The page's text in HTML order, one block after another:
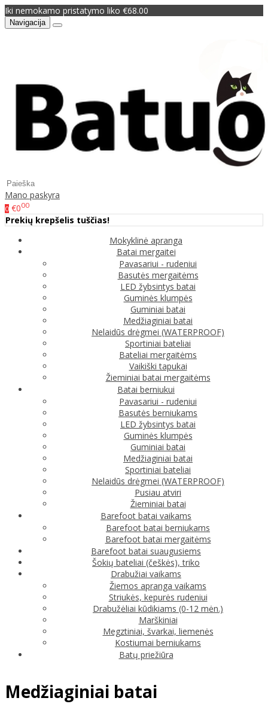
Iki nemokamo pristatymo liko €68.00
Navigacija
Mano paskyra
0 €000
Prekių krepšelis tuščias!
Mokyklinė apranga
Batai mergaitei
Pavasariui - rudeniui
Basutės mergaitėms
LED žybsintys batai
Guminės klumpės
Guminiai batai
Medžiaginiai batai
Nelaidūs drėgmei (WATERPROOF)
Sportiniai bateliai
Bateliai mergaitėms
Vaikiški tapukai
Žieminiai batai mergaitėms
Batai berniukui
Pavasariui - rudeniui
Basutės berniukams
LED žybsintys batai
Guminės klumpės
Guminiai batai
Medžiaginiai batai
Sportiniai bateliai
Nelaidūs drėgmei (WATERPROOF)
Pusiau atviri
Žieminiai batai
Barefoot batai vaikams
Barefoot batai berniukams
Barefoot batai mergaitėms
Barefoot batai suaugusiems
Šokių bateliai (češkės), triko
Drabužiai vaikams
Žiemos apranga vaikams
Striukės, kepurės rudeniui
Drabužėliai kūdikiams (0-12 mėn.)
Marškiniai
Megztiniai, švarkai, liemenės
Kostiumai berniukams
Batų priežiūra
Medžiaginiai batai